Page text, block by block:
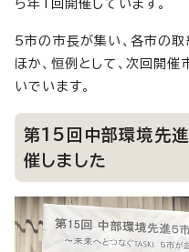
ら年1回開催しています。
5市の市長が集い、各市の
ほか、恒例として、次回開
いでいます。
第15回中部環境先
催しました